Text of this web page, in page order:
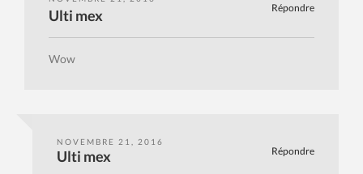
Répondre
Ulti mex
Wow
NOVEMBRE 21, 2016
Répondre
Ulti mex